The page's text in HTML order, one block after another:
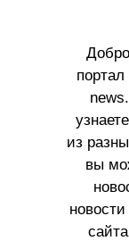
портал
из
вы